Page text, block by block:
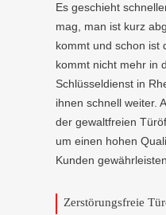
Es geschieht
mag, man ist kurz
kommt und schon ist
kommt nicht mehr in
Schlüsseldienst in
ihnen schnell weiter.
der gewaltfreien
um einen hohen
Kunden
Zerstörungsfreie